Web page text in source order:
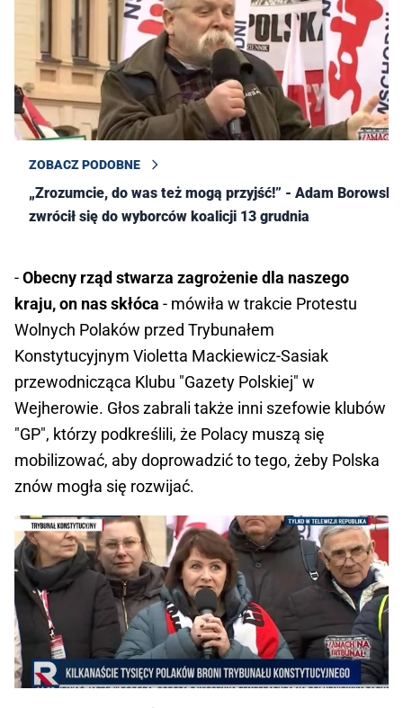
ZOBACZ PODOBNE
„Zrozumcie, do was też mogą przyjść!” - Adam Borowski
zwrócił się do wyborców koalicji 13 grudnia
-Obecny rząd stwarza zagrożenie dla naszego
kraju, on nas skłóca - mówiła w trakcie Protestu
Wolnych Polaków przed Trybunałem
Konstytucyjnym Violetta Mackiewicz-Sasiak
przewodnicząca Klubu "Gazety Polskiej" w
Wejherowie. Głos zabrali także inni szefowie klubów
"GP", którzy podkreślili, że Polacy muszą się
mobilizować, aby doprowadzić to tego, żeby Polska
znów mogła się rozwijać.